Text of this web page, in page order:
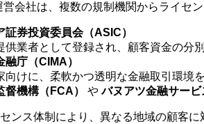
会社は、複数の規制機関からライセ
証券投資委員会（ASIC）
供業者として登録され、顧客資金の分
庁（CIMA）
向けに、柔軟かつ透明な金融取引環境
機構（FCA）
やバヌアツ金融サービ
ンス体制により、異なる地域の顧客